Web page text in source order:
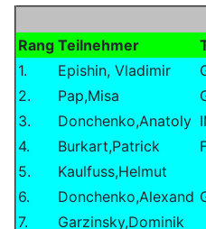
Rang Teilnehmer
1.
Epishin, Vladimir
2.
Pap,Misa
3.
Donchenko,Anatoly
4.
Burkart,Patrick
5.
Kaulfuss,Helmut
6.
Donchenko,Alexand
7.
Garzinsky,Dominik